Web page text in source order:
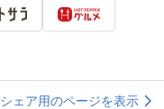
シェア用のページを表示